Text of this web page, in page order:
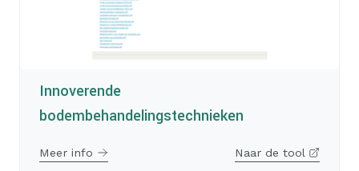
Innoverende
bodembehandelingstechnieken
Meer info Naar de tool